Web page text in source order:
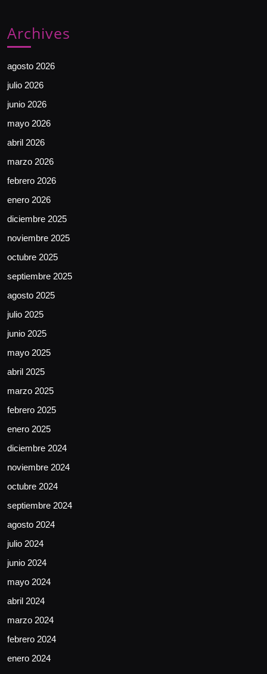
Archives
agosto 2026
julio 2026
junio 2026
mayo 2026
abril 2026
marzo 2026
febrero 2026
enero 2026
diciembre 2025
noviembre 2025
octubre 2025
septiembre 2025
agosto 2025
julio 2025
junio 2025
mayo 2025
abril 2025
marzo 2025
febrero 2025
enero 2025
diciembre 2024
noviembre 2024
octubre 2024
septiembre 2024
agosto 2024
julio 2024
junio 2024
mayo 2024
abril 2024
marzo 2024
febrero 2024
enero 2024